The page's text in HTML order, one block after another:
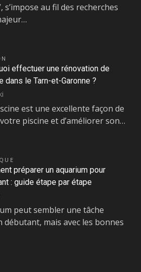
s’impose au fil des recherches
effectuer une rénovation de
dans le Tarn-et-Garonne ?
est une excellente façon de
piscine et d’améliorer son…
préparer un aquarium pour
: guide étape par étape
peut sembler une tâche
mais avec les bonnes